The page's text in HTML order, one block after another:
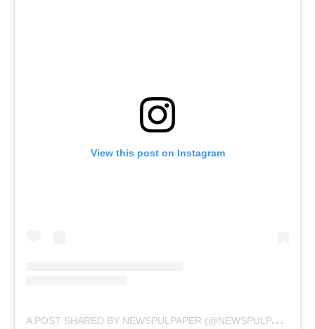
View this post on Instagram
A
POST SHARED BY NEWSPULPAPER (@NEWSPULPAPER)